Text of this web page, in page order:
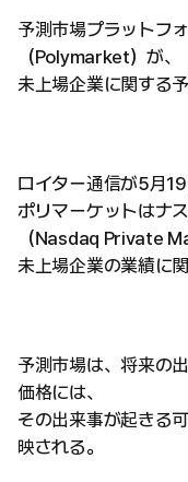
予測市場プラットフ
（Polymarket）が、
未上場企業に関する
ロイター通信が5月19
ポリマーケットはナ
（Nasdaq Private
未上場企業の業績に
予測市場は、将来の
価格には、
その出来事が起きる
映される。